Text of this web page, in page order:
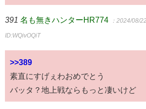
391 名も無きハンターHR774 ：2024/08/
ID:WQivOQiT
>>389
素直にすげぇわおめでとう
バッタ？地上戦ならもっと凄いけど